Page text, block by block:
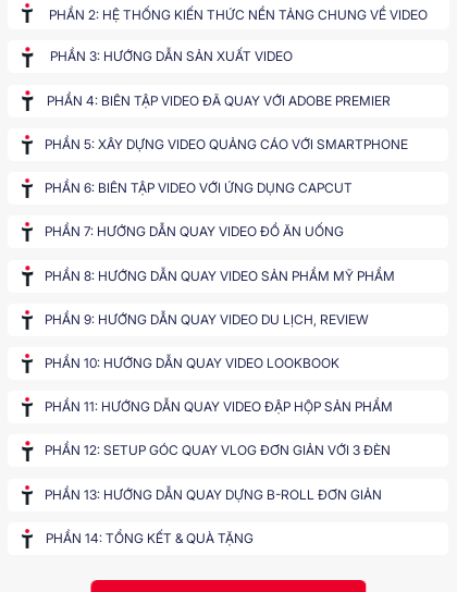
PHẦN 14: TỔNG KẾT & QUÀ TẶNG
PHẦN 2: HỆ THỐNG KIẾN THỨC NỀN TẢNG CHUNG VỀ VIDEO
PHẦN 3: HƯỚNG DẪN SẢN XUẤT VIDEO
PHẦN 4: BIÊN TẬP VIDEO ĐÃ QUAY VỚI ADOBE PREMIER
PHẦN 5: XÂY DỰNG VIDEO QUẢNG CÁO VỚI SMARTPHONE
PHẦN 6: BIÊN TẬP VIDEO VỚI ỨNG DỤNG CAPCUT
PHẦN 7: HƯỚNG DẪN QUAY VIDEO ĐỒ ĂN UỐNG
PHẦN 8: HƯỚNG DẪN QUAY VIDEO SẢN PHẨM MỸ PHẨM
PHẦN 9: HƯỚNG DẪN QUAY VIDEO DU LỊCH, REVIEW
PHẦN 10: HƯỚNG DẪN QUAY VIDEO LOOKBOOK
PHẦN 11: HƯỚNG DẪN QUAY VIDEO ĐẬP HỘP SẢN PHẨM
PHẦN 12: SETUP GÓC QUAY VLOG ĐƠN GIẢN VỚI 3 ĐÈN
PHẦN 13: HƯỚNG DẪN QUAY DỰNG B-ROLL ĐƠN GIẢN